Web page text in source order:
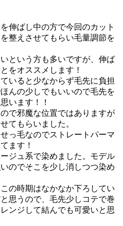
伸ばし中の方で今回のカット
整えさせてもらい毛量調節を
という方も多いですが、伸ば
をオススメします！
いると少なからず毛先に負担
んの少しでもいいので毛先を
います！！
で邪魔な位置ではありますが
てもらいました。
っ毛なのでストレートパーマ
ます！
ジュ系で染めました。モデル
のでそこを少し消しつつ染め
の時期はなかなか下ろしてい
思うので、毛先少しコテで巻
ンジして結んでも可愛いと思